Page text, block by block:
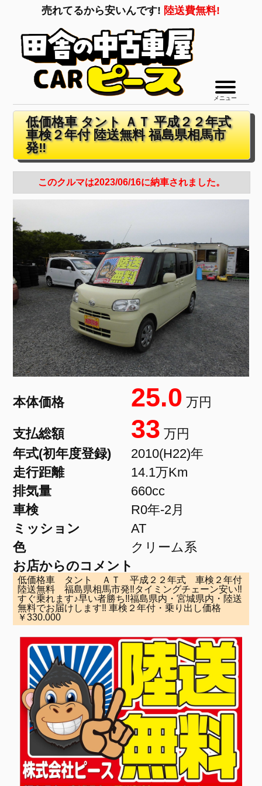
売れてるから安いんです! 陸送費無料!
メニュー
低価格車 タント ＡＴ 平成２２年式
車検２年付 陸送無料 福島県相馬市
発‼
このクルマは2023/06/16に納車されました。
本体価格 25.0 万円
支払総額 33 万円
年式(初年度登録)
2010(H22)年
走行距離
14.1万Km
排気量
660cc
車検
R0年-2月
ミッション
AT
色
クリーム系
お店からのコメント
低価格車 タント ＡＴ 平成２２年式 車検２年付
陸送無料 福島県相馬市発‼タイミングチェーン安い‼
すぐ乗れます♪早い者勝ち‼福島県内・宮城県内・陸送
無料でお届けします‼ 車検２年付・乗り出し価格
￥330.000